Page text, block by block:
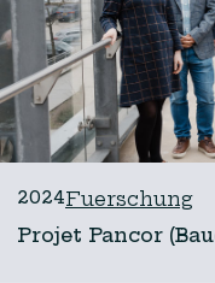
2024Fuerschung
Projet Pancor